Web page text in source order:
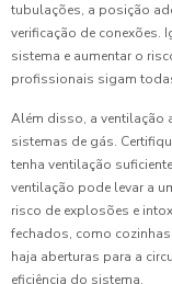
tubulações, a posição
verificação de conexões.
sistema e aumentar o
profissionais sigam
Além disso, a ventilação
sistemas de gás.
tenha ventilação
ventilação pode levar a
risco de explosões e
fechados, como
haja aberturas para a
eficiência do sistema.